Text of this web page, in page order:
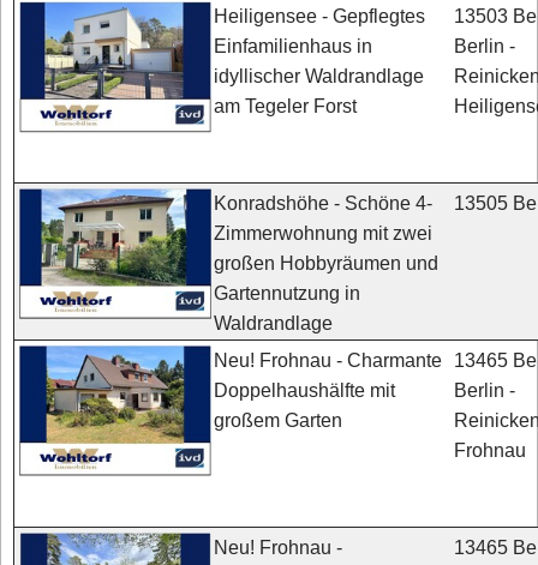
Heiligensee - Gepflegtes
Einfamilienhaus in
idyllischer Waldrandlage
am Tegeler Forst
13503
Berlin -
Konradshöhe - Schöne 4-
Zimmerwohnung mit zwei
großen Hobbyräumen und
Gartennutzung in
Waldrandlage
13505
Neu! Frohnau - Charmante
Doppelhaushälfte mit
großem Garten
13465
Berlin -
Frohnau
Neu! Frohnau -
13465